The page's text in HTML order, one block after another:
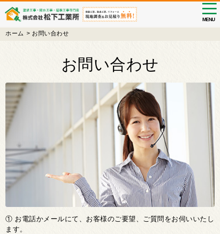
Skip
MENU
ホーム > お問い合わせ
お問い合わせ
① お電話かメールにて、お客様のご要望、ご質問をお伺いいたし
ます。